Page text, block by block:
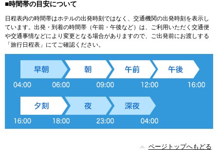
■時間帯の目安について
日程表内の時間帯はホテルの出発時刻ではなく、交通機関の出発時刻を表示し
ています。出発・到着の時間帯（午前・午後など）は、ご利用いただく交通便
や交通事情などにより変更となる場合がありますので、ご出発前にお渡しする
「旅行日程表」にてご確認ください。
ページトップへもどる